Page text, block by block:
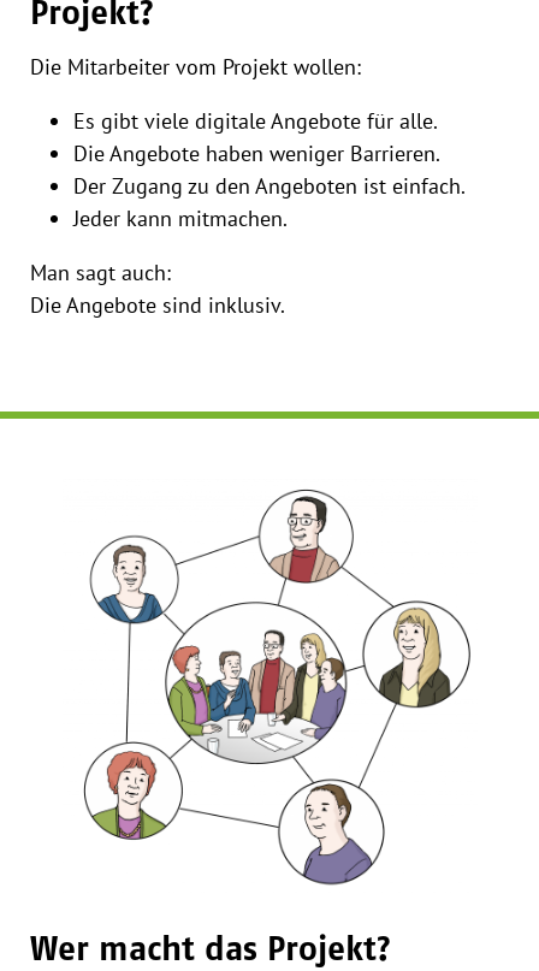
Projekt?
Die Mitarbeiter vom Projekt wollen:
Es gibt viele digitale Angebote für alle.
Die Angebote haben weniger Barrieren.
Der Zugang zu den Angeboten ist einfach.
Jeder kann mitmachen.
Man sagt auch:
Die Angebote sind inklusiv.
Wer macht das Projekt?